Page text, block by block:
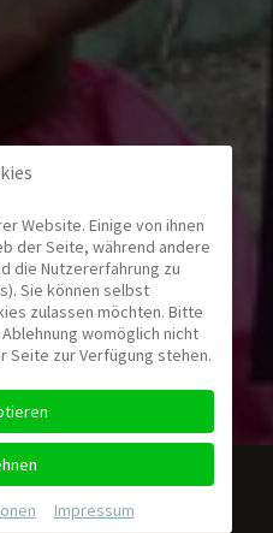
Website. Einige von ihnen
der Seite, während andere
die Nutzererfahrung zu
Sie können selbst
zulassen möchten. Bitte
womöglich nicht
Seite zur Verfügung stehen.
Impressum